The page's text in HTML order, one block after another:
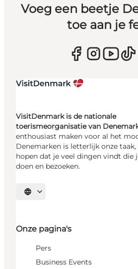
Voeg een beetje
toe aan je
VisitDenmark is de nationale
toerismeorganisatie van
enthousiast maken voor al het
Denemarken is letterlijk onze taak,
hopen dat je veel dingen vindt die
doen en bezoeken.
Selecteer taal
Onze pagina's
Pers
Business Events